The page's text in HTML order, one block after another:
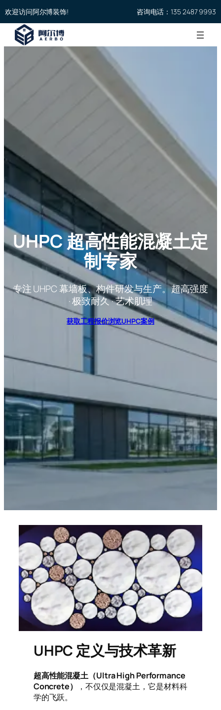
欢迎访问阿尔博装饰! 咨询电话：135 2487 9993
UHPC 超高性能混凝土定
制专家
专注 UHPC 幕墙板、构件研发与生产。超高强度
· 极致耐久 · 艺术肌理
获取工程报价浏览UHPC案例
UHPC 定义与技术革新
超高性能混凝土（Ultra High Performance
Concrete）
，不仅仅是混凝土，它是材料科
学的飞跃。